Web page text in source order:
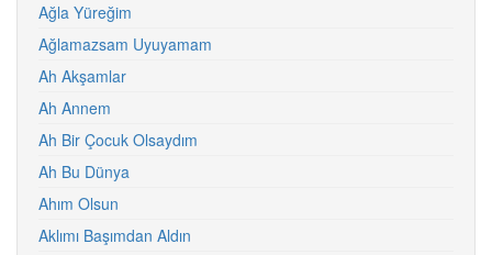
Ağla Yüreğim
Ağlamazsam Uyuyamam
Ah Akşamlar
Ah Annem
Ah Bir Çocuk Olsaydım
Ah Bu Dünya
Ahım Olsun
Aklımı Başımdan Aldın